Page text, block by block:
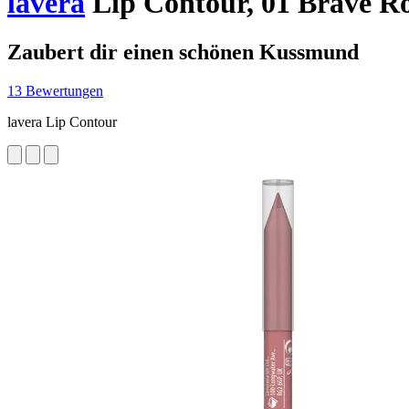
Zaubert dir einen schönen Kussmund
13 Bewertungen
lavera Lip Contour